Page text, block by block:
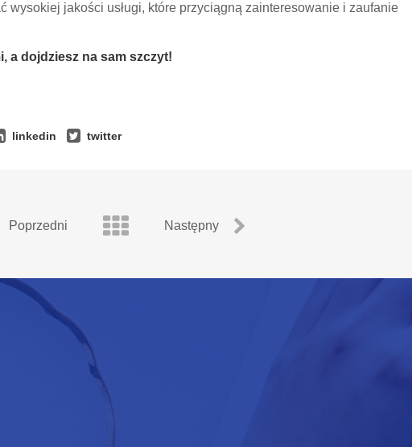
wysokiej jakości usługi, które przyciągną zainteresowanie i zaufanie
a dojdziesz na sam szczyt!
linkedin twitter
Poprzedni Następny